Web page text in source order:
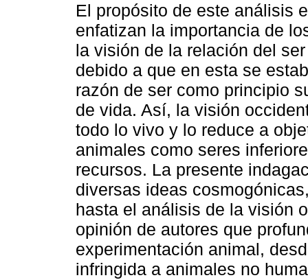
El propósito de este análisis
enfatizan la importancia de
la visión de la relación del
debido a que en esta se
razón de ser como principio
de vida. Así, la visión
todo lo vivo y lo reduce a
animales como seres
recursos. La presente
diversas ideas
hasta el análisis de la visión
opinión de autores que
experimentación animal,
infringida a animales no